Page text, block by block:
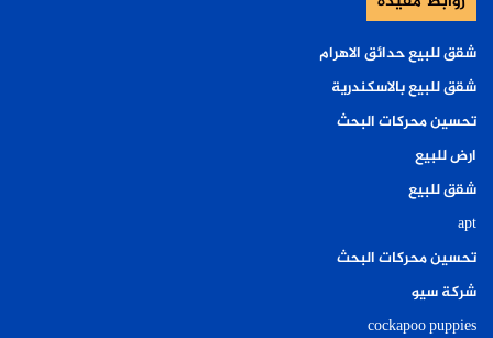
شقق للبيع حدائق الاهرام
شقق للبيع بالاسكندرية
تحسين محركات البحث
ارض للبيع
شقق للبيع
apt
تحسين محركات البحث
شركة سيو
cockapoo puppies